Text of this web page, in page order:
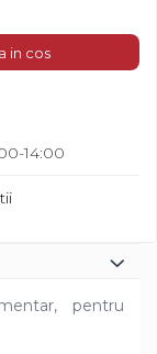
in cos
14:00
pentru